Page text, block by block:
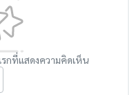
กที่แสดงความคิดเห็น